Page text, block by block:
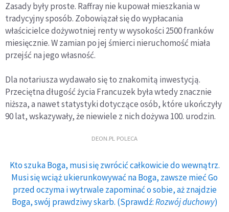
Zasady były proste. Raffray nie kupował mieszkania w
tradycyjny sposób. Zobowiązał się do wypłacania
właścicielce dożywotniej renty w wysokości 2500 franków
miesięcznie. W zamian po jej śmierci nieruchomość miała
przejść na jego własność.
Dla notariusza wydawało się to znakomitą inwestycją.
Przeciętna długość życia Francuzek była wtedy znacznie
niższa, a nawet statystyki dotyczące osób, które ukończyły
90 lat, wskazywały, że niewiele z nich dożywa 100. urodzin.
DEON.PL POLECA
Kto szuka Boga, musi się zwrócić całkowicie do wewnątrz.
Musi się wciąż ukierunkowywać na Boga, zawsze mieć Go
przed oczyma i wytrwale zapominać o sobie, aż znajdzie
Boga, swój prawdziwy skarb. (Sprawdź:Rozwój duchowy)